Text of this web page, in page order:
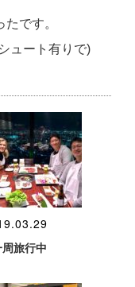
です。
ュート有りで)
旅行中